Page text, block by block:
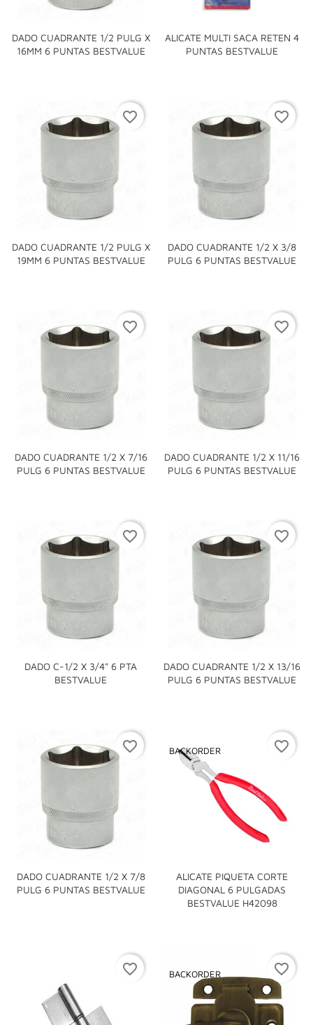
DADO CUADRANTE 1/2 PULG X
16MM 6 PUNTAS BESTVALUE
ALICATE MULTI SACA RETEN 4
PUNTAS BESTVALUE
DADO CUADRANTE 1/2 PULG X
19MM 6 PUNTAS BESTVALUE
favorite_border
DADO CUADRANTE 1/2 X 3/8
PULG 6 PUNTAS BESTVALUE
favorite_border
DADO CUADRANTE 1/2 X 7/16
PULG 6 PUNTAS BESTVALUE
favorite_border
DADO CUADRANTE 1/2 X 11/16
PULG 6 PUNTAS BESTVALUE
favorite_border
DADO C-1/2 X 3/4" 6 PTA
BESTVALUE
favorite_border
DADO CUADRANTE 1/2 X 13/16
PULG 6 PUNTAS BESTVALUE
favorite_border
DADO CUADRANTE 1/2 X 7/8
PULG 6 PUNTAS BESTVALUE
favorite_border
ALICATE PIQUETA CORTE
DIAGONAL 6 PULGADAS
BESTVALUE H42098
BACKORDER favorite_border
favorite_border BACKORDER favorite_border